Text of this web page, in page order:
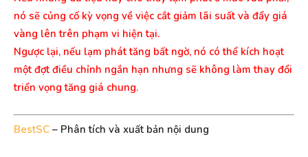
nó sẽ củng cố kỳ vọng về việc cắt giảm lãi suất và đẩy giá
vàng lên trên phạm vi hiện tại.
Ngược lại, nếu lạm phát tăng bất ngờ, nó có thể kích hoạt
một đợt điều chỉnh ngắn hạn nhưng sẽ không làm thay đổi
triển vọng tăng giá chung.
BestSC – Phân tích và xuất bản nội dung